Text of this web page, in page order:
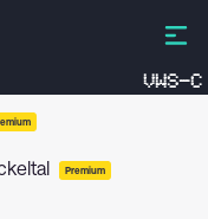
VWS-C
Premium